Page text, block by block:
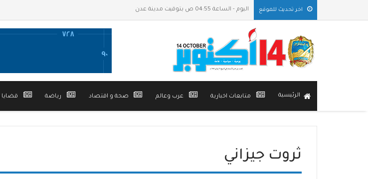
اخر تحديث للموقع اليوم - الساعة 04:55 ص بتوقيت مدينة عدن
الرئيسية متابعات اخبارية عرب وعالم صحة و اقتصاد رياضة قضايا
ثروت جيزاني